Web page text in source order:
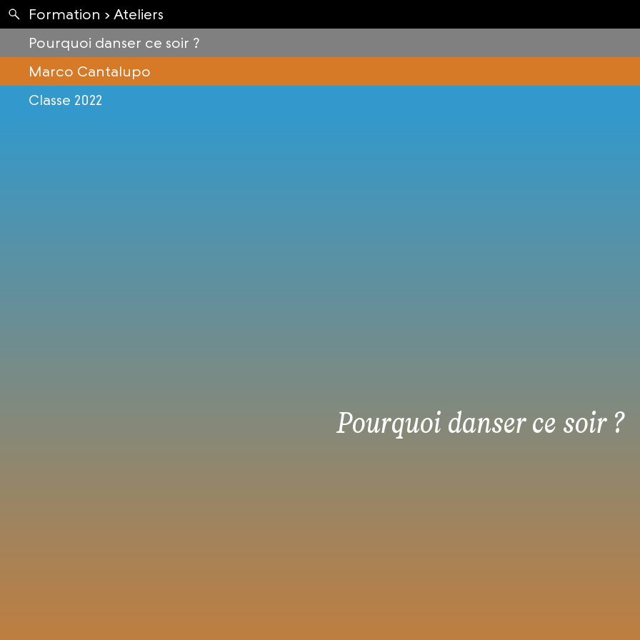
Formation › Ateliers
Pourquoi danser ce soir ?
Marco Cantalupo
Classe 2022
Pourquoi danser ce soir ?